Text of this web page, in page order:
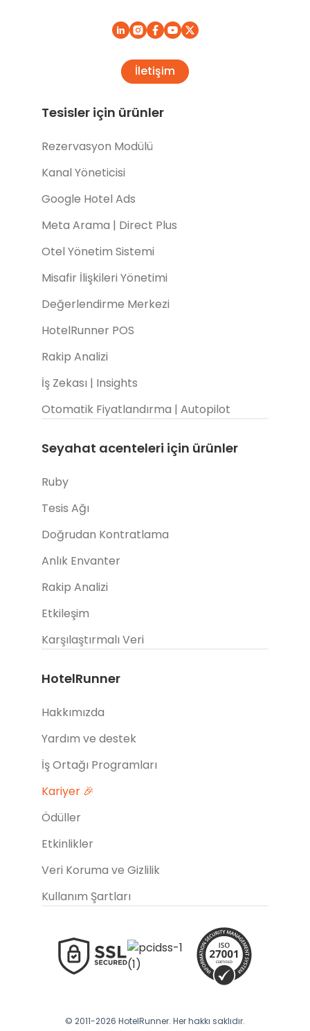
İletişim
Tesisler için ürünler
Rezervasyon Modülü
Kanal Yöneticisi
Google Hotel Ads
Meta Arama | Direct Plus
Otel Yönetim Sistemi
Misafir İlişkileri Yönetimi
Değerlendirme Merkezi
HotelRunner POS
Rakip Analizi
İş Zekası | Insights
Otomatik Fiyatlandırma | Autopilot
Seyahat acenteleri için ürünler
Ruby
Tesis Ağı
Doğrudan Kontratlama
Anlık Envanter
Rakip Analizi
Etkileşim
Karşılaştırmalı Veri
HotelRunner
Hakkımızda
Yardım ve destek
İş Ortağı Programları
Kariyer 🎉
Ödüller
Etkinlikler
Veri Koruma ve Gizlilik
Kullanım Şartları
© 2011-2026 HotelRunner. Her hakkı saklıdır.